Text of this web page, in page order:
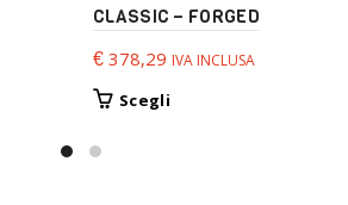
CLASSIC – FORGED
€378,29 IVA INCLUSA
ScegliQuesto